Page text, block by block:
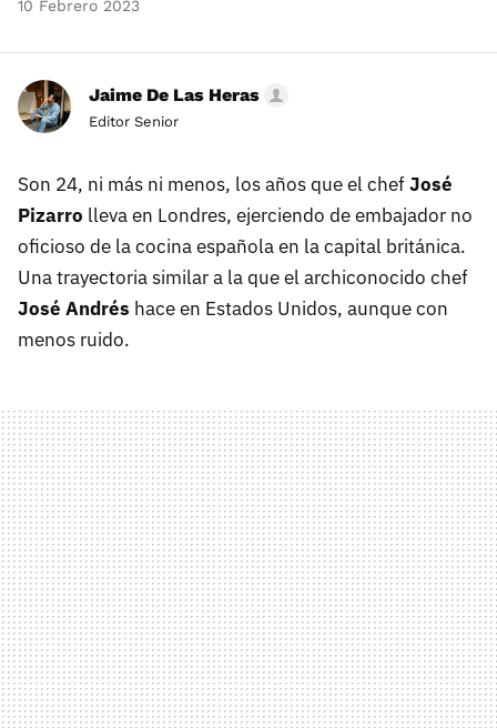
10 Febrero 2023
Jaime De Las Heras
Editor Senior
Son 24, ni más ni menos, los años que el chefJosé
Pizarro lleva en Londres, ejerciendo de embajador no
oficioso de la cocina española en la capital británica.
Una trayectoria similar a la que el archiconocido chef
José Andrés hace en Estados Unidos, aunque con
menos ruido.